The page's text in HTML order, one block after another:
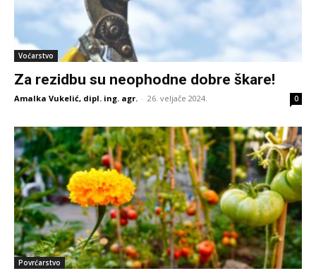
Voćarstvo
Za rezidbu su neophodne dobre škare!
Amalka Vukelić, dipl. ing. agr. - 26. veljače 2024. 0
Povrćarstvo